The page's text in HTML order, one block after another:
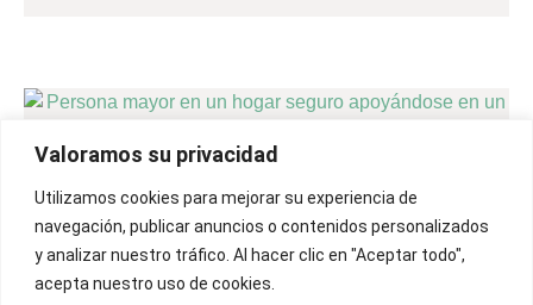
Valoramos su privacidad
Utilizamos cookies para mejorar su experiencia de
navegación, publicar anuncios o contenidos personalizados
y analizar nuestro tráfico. Al hacer clic en "Aceptar todo",
acepta nuestro uso de cookies.
CÓMO PREPARAR EL HOGAR
PARA LA SEGURIDAD DE LOS
MAYORES: CONSEJOS Y